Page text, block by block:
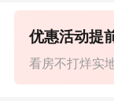
看房不打烊实
优惠活动提